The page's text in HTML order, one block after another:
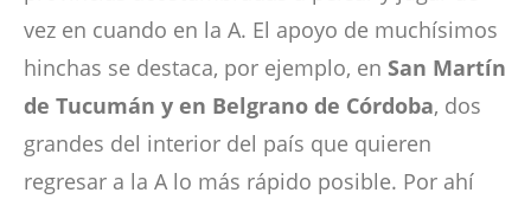
vez en cuando en la A. El apoyo de muchísimos
hinchas se destaca, por ejemplo, en San Martín
de Tucumán y en Belgrano de Córdoba, dos
grandes del interior del país que quieren
regresar a la A lo más rápido posible. Por ahí